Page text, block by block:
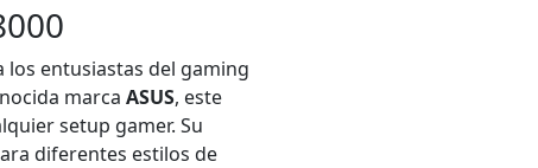
entusiastas del gaming
marca ASUS, este
setup gamer. Su
diferentes estilos de